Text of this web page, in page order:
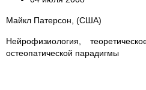
Майкл Патерсон, (США)
Нейрофизиология,
остеопатической парадигмы